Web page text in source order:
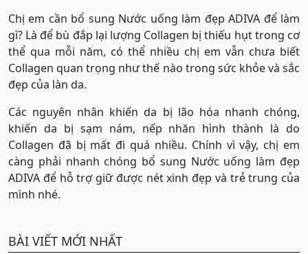
Chị em cần bổ sung Nước uống làm đẹp ADIVA để làm
gì? Là để bù đắp lại lượng Collagen bị thiếu hụt trong cơ
thể qua mỗi năm, có thể nhiều chị em vẫn chưa biết
Collagen quan trọng như thế nào trong sức khỏe và sắc
đẹp của làn da.
Các nguyên nhân khiến da bị lão hóa nhanh chóng,
khiến da bị sạm nám, nếp nhăn hình thành là do
Collagen đã bị mất đi quá nhiều. Chính vì vậy, chị em
càng phải nhanh chóng bổ sung Nước uống làm đẹp
ADIVA để hỗ trợ giữ được nét xinh đẹp và trẻ trung của
mình nhé.
BÀI VIẾT MỚI NHẤT